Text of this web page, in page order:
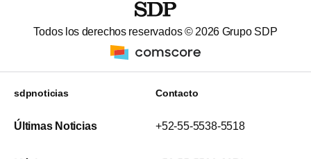
Todos los derechos reservados © 2026 Grupo SDP
sdpnoticias
Últimas Noticias
Contacto
+52-55-5538-5518